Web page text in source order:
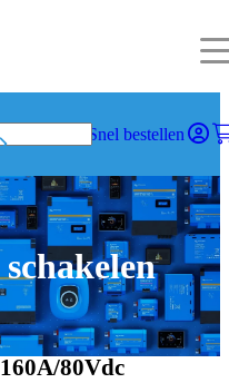
Snel bestellen
80Vdc